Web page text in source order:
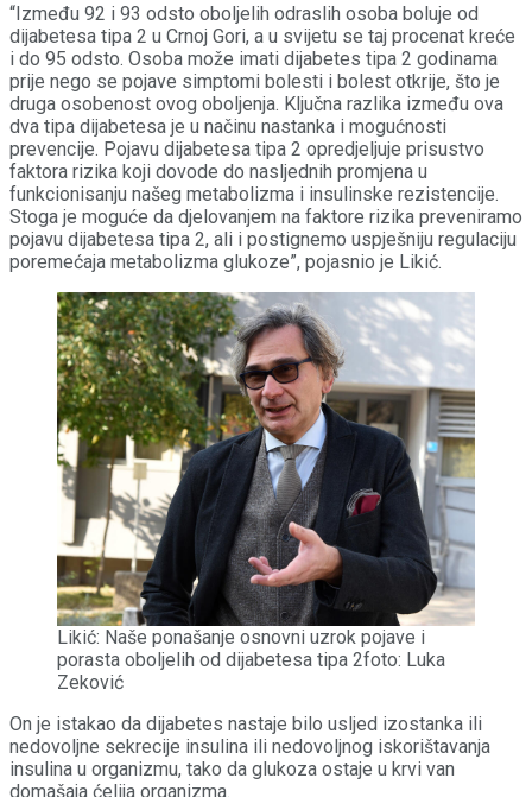
“Između 92 i 93 odsto oboljelih odraslih osoba boluje od
dijabetesa tipa 2 u Crnoj Gori, a u svijetu se taj procenat kreće
i do 95 odsto. Osoba može imati dijabetes tipa 2 godinama
prije nego se pojave simptomi bolesti i bolest otkrije, što je
druga osobenost ovog oboljenja. Ključna razlika između ova
dva tipa dijabetesa je u načinu nastanka i mogućnosti
prevencije. Pojavu dijabetesa tipa 2 opredjeljuje prisustvo
faktora rizika koji dovode do nasljednih promjena u
funkcionisanju našeg metabolizma i insulinske rezistencije.
Stoga je moguće da djelovanjem na faktore rizika preveniramo
pojavu dijabetesa tipa 2, ali i postignemo uspješniju regulaciju
poremećaja metabolizma glukoze”, pojasnio je Likić.
Likić: Naše ponašanje osnovni uzrok pojave i
porasta oboljelih od dijabetesa tipa 2foto: Luka
Zeković
On je istakao da dijabetes nastaje bilo usljed izostanka ili
nedovoljne sekrecije insulina ili nedovoljnog iskorištavanja
insulina u organizmu, tako da glukoza ostaje u krvi van
domašaja ćelija organizma.